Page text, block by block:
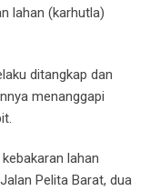
lahan (karhutla)
ditangkap dan
menanggapi
lahan
Pelita Barat, dua